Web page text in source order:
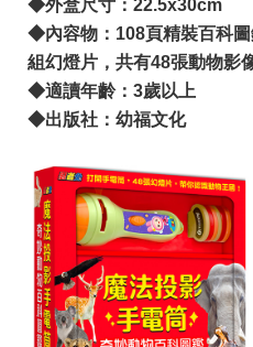
◆外盒尺寸：22.5x30cm
◆內容物：108頁精裝百科
組幻燈片，共有48張動物影
◆適讀年齡：3歲以上
◆出版社：幼福文化